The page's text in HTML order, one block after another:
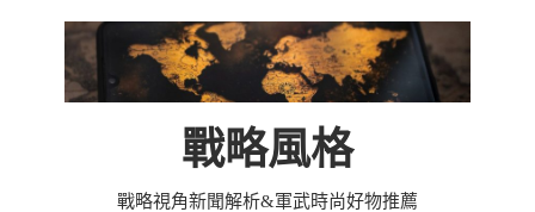
戰略風格
戰略視角新聞解析&軍武時尚好物推薦